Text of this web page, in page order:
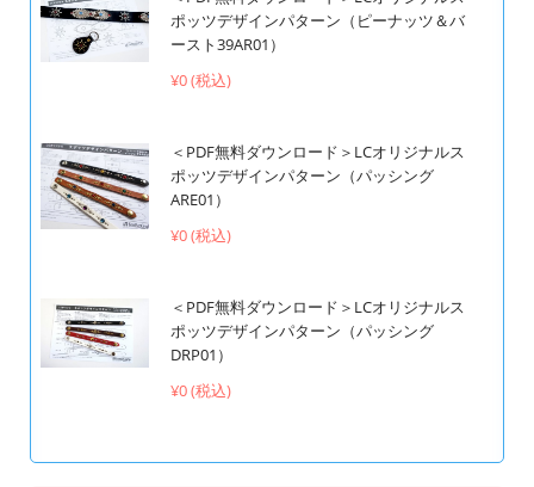
ポッツデザインパターン（ピーナッツ＆バ
ースト39AR01）
¥0 (税込)
＜PDF無料ダウンロード＞LCオリジナルス
ポッツデザインパターン（パッシング
ARE01）
¥0 (税込)
＜PDF無料ダウンロード＞LCオリジナルス
ポッツデザインパターン（パッシング
DRP01）
¥0 (税込)